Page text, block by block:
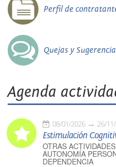
Perfil de
Quejas y
Agenda
08/01/2026 26/
Estimulación
OTRAS
AUTONOMÍA
DEPENDENCIA